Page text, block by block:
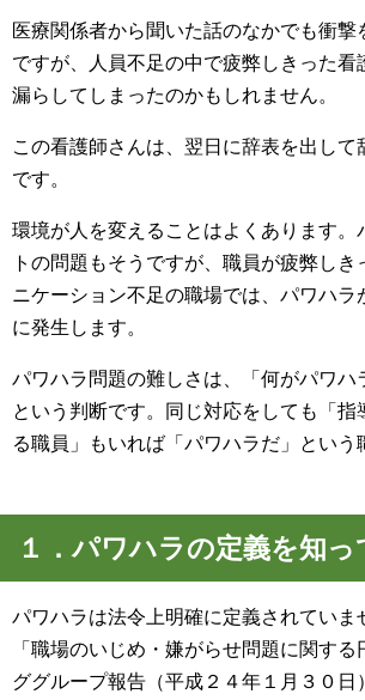
医療関係者から聞いた話のなかでも衝撃
ですが、人員不足の中で疲弊しきった看
漏らしてしまったのかもしれません。
この看護師さんは、翌日に辞表を出して
です。
環境が人を変えることはよくあります。
トの問題もそうですが、職員が疲弊しき
ニケーション不足の職場では、パワハラ
に発生します。
パワハラ問題の難しさは、「何がパワハ
という判断です。同じ対応をしても「指
る職員」もいれば「パワハラだ」という
１．パワハラの定義を知っ
パワハラは法令上明確に定義されていま
「職場のいじめ・嫌がらせ問題に関す
ググループ報告（平成２４年１月３０日